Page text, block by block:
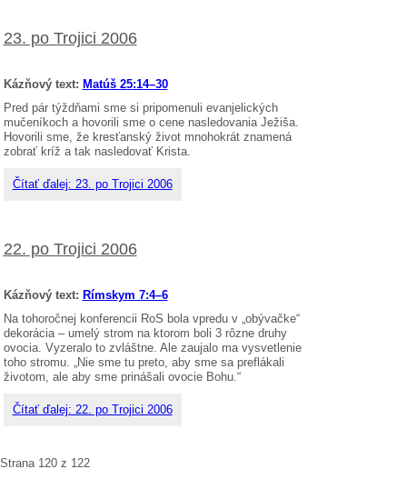
23. po Trojici 2006
Kázňový text: Matúš 25:14–30
Pred pár týždňami sme si pripomenuli evanjelických
mučeníkoch a hovorili sme o cene nasledovania Ježiša.
Hovorili sme, že kresťanský život mnohokrát znamená
zobrať kríž a tak nasledovať Krista.
Čítať ďalej: 23. po Trojici 2006
22. po Trojici 2006
Kázňový text: Rímskym 7:4–6
Na tohoročnej konferencii RoS bola vpredu v „obývačke“
dekorácia – umelý strom na ktorom boli 3 rôzne druhy
ovocia. Vyzeralo to zvláštne. Ale zaujalo ma vysvetlenie
toho stromu. „Nie sme tu preto, aby sme sa preflákali
životom, ale aby sme prinášali ovocie Bohu.“
Čítať ďalej: 22. po Trojici 2006
Strana 120 z 122